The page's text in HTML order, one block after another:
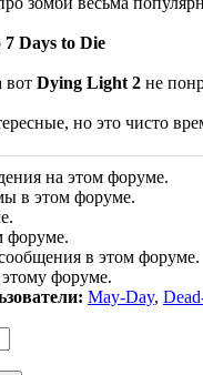
7 Days to Die
вот Dying Light 2 не
но это чисто
на этом форуме.
в этом форуме.
форуме.
в этом форуме.
форуме.
May-Day,